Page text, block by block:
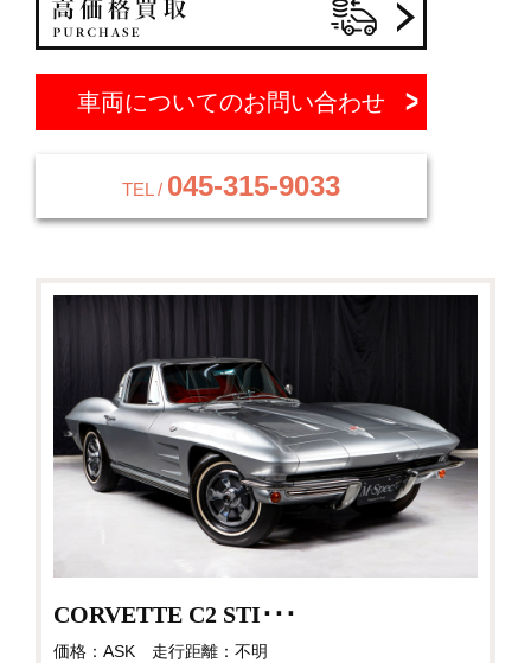
車両についてのお問い合わせ
TEL / 045-315-9033
CORVETTE C2 STI･･･
価格：ASK 走行距離：不明